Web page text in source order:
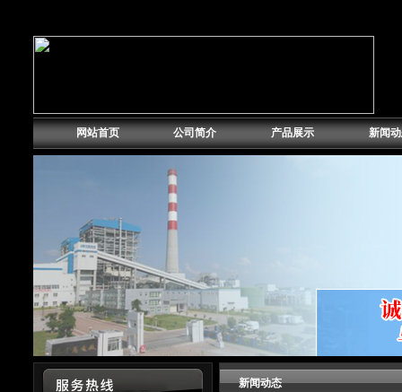
网站首页 公司简介 产品展示 新闻
新闻动态